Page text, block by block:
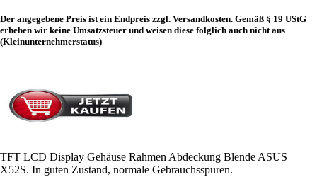
Der angegebene Preis ist ein Endpreis zzgl. Versandkosten. Gemäß § 19 UStG
erheben wir keine Umsatzsteuer und weisen diese folglich auch nicht aus
(Kleinunternehmerstatus)
TFT LCD Display Gehäuse Rahmen Abdeckung Blende ASUS
X52S. In guten Zustand, normale Gebrauchsspuren.